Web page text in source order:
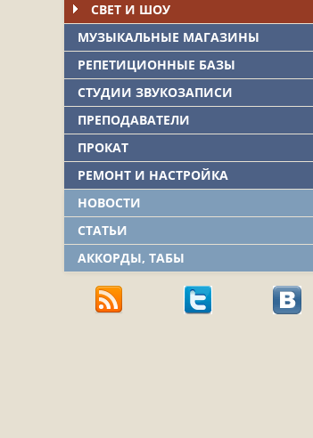
СВЕТ И ШОУ
МУЗЫКАЛЬНЫЕ МАГАЗИНЫ
РЕПЕТИЦИОННЫЕ БАЗЫ
СТУДИИ ЗВУКОЗАПИСИ
ПРЕПОДАВАТЕЛИ
ПРОКАТ
РЕМОНТ И НАСТРОЙКА
НОВОСТИ
СТАТЬИ
АККОРДЫ, ТАБЫ